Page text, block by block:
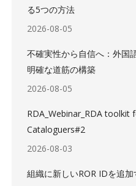
る5つの方法
2026-08-05
不確実性から自信へ：外国
明確な道筋の構築
2026-08-05
RDA_Webinar_RDA toolkit
Cataloguers#2
2026-08-03
組織に新しいROR IDを追